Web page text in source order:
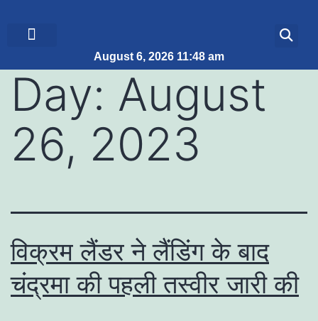
August 6, 2026 11:48 am
Day: August
26, 2023
विक्रम लैंडर ने लैंडिंग के बाद
चंद्रमा की पहली तस्वीर जारी की